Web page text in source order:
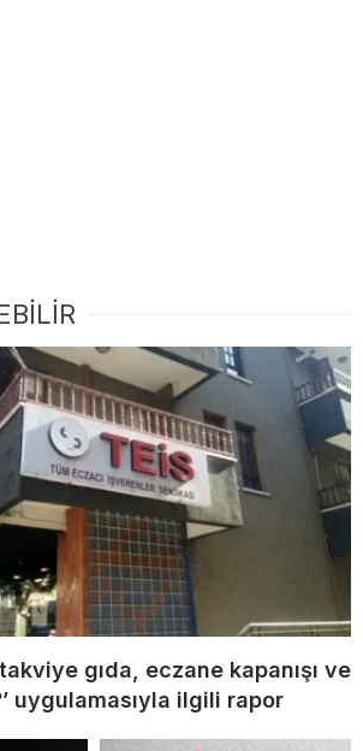
gıda, eczane kapanışı ve
uygulamasıyla ilgili rapor